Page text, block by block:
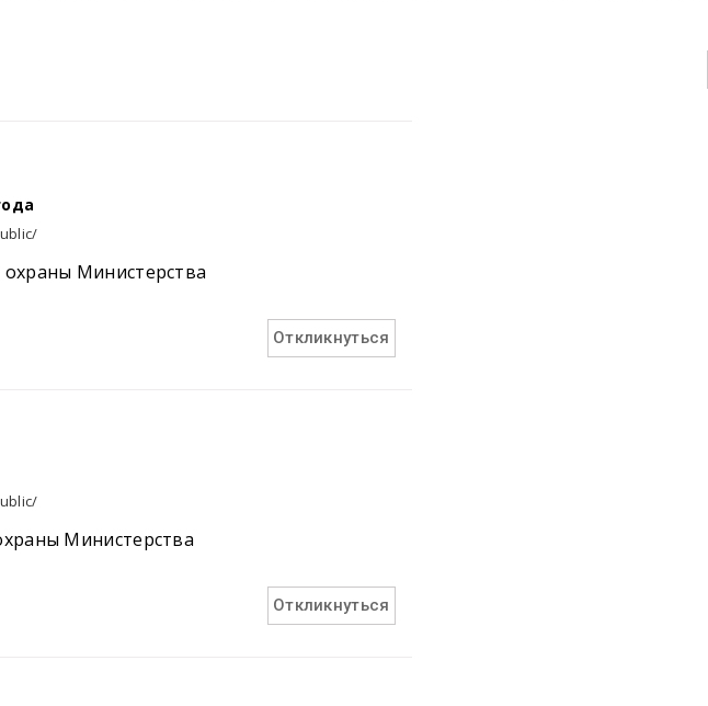
Министерства
Откликнуться
Министерства
Откликнуться